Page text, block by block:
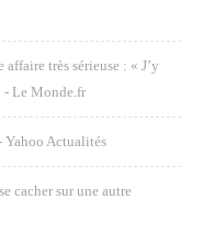
très sérieuse : « J’y
- Le Monde.fr
Yahoo Actualités
cacher sur une autre